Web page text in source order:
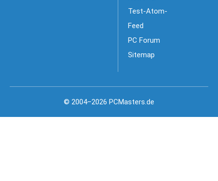
Test-Atom-
Feed
PC Forum
Sitemap
© 2004–2026 PCMasters.de